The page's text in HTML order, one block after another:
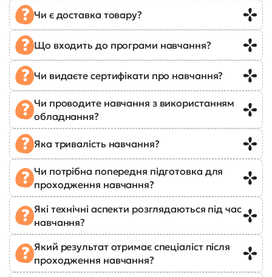
Чи є доставка товару?
Що входить до програми навчання?
Чи видаєте сертифікати про навчання?
Чи проводите навчання з використанням
обладнання?
Яка тривалість навчання?
Чи потрібна попередня підготовка для
проходження навчання?
Які технічні аспекти розглядаються під час
навчання?
Який результат отримає спеціаліст після
проходження навчання?